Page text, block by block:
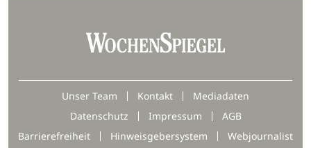
Unser Team Kontakt
Mediadaten
Datenschutz
Impressum
AGB
Barrierefreiheit
Hinweisgebersystem Webjournalist